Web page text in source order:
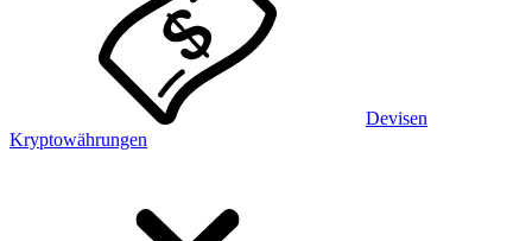
Devisen
Kryptowährungen